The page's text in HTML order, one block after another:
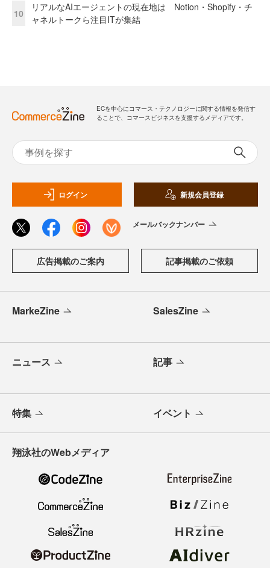
10
リアルなAIエージェントの現在地は Notion・Shopify・チ
ャネルトークら注目ITが集結
ECを中心にコマース・テクノロジーに関する情報を発信す
ることで、コマースビジネスを支援するメディアです。
ログイン 新規会員登録
メールバックナンバー
広告掲載のご案内 記事掲載のご依頼
MarkeZine SalesZine
ニュース 記事
特集 イベント
翔泳社のWebメディア